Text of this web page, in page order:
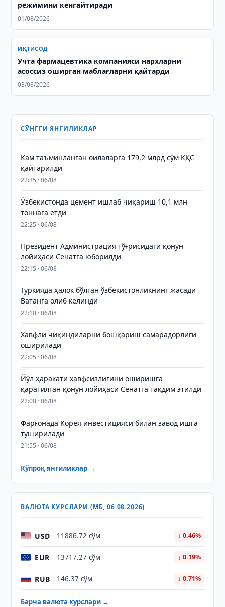
режимини кенгайтиради
01/08/2026
ИҚТИСОД
Учта фармацевтика компанияси нархларни
асоссиз оширган маблағларни қайтарди
03/08/2026
СЎНГГИ ЯНГИЛИКЛАР
Кам таъминланган оилаларга 179,2 млрд сўм ҚҚС
қайтарилди
22:35 · 06/08
Ўзбекистонда цемент ишлаб чиқариш 10,1 млн
тоннага етди
22:25 · 06/08
Президент Администрация тўғрисидаги қонун
лойиҳаси Сенатга юборилди
22:15 · 06/08
Туркияда ҳалок бўлган ўзбекистонликнинг жасади
Ватанга олиб келинди
22:10 · 06/08
Хавфли чиқиндиларни бошқариш самарадорлиги
оширилади
22:05 · 06/08
Йўл ҳаракати хавфсизлигини оширишга
қаратилган қонун лойиҳаси Сенатга тақдим этилди
22:00 · 06/08
Фарғонада Корея инвестицияси билан завод ишга
туширилади
21:55 · 06/08
Кўпроқ янгиликлар →
ВАЛЮТА КУРСЛАРИ (МБ, 06.08.2026)
USD 11886.72 сўм ↓ 0.46%
EUR 13717.27 сўм ↓ 0.19%
RUB 146.37 сўм ↓ 0.71%
Барча валюта курслари →